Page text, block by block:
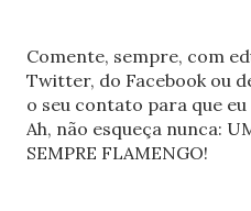
Comente, sempre, com
Twitter, do Facebook ou
o seu contato para que
Ah, não esqueça nunca:
SEMPRE FLAMENGO!